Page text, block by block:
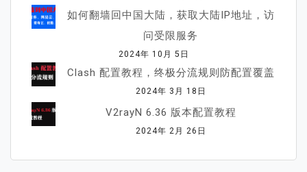
如何翻墙回中国大陆，获取大陆IP地址，访
问受限服务
2024年 10月 5日
Clash 配置教程，终极分流规则防配置覆盖
2024年 3月 18日
V2rayN 6.36 版本配置教程
2024年 2月 26日